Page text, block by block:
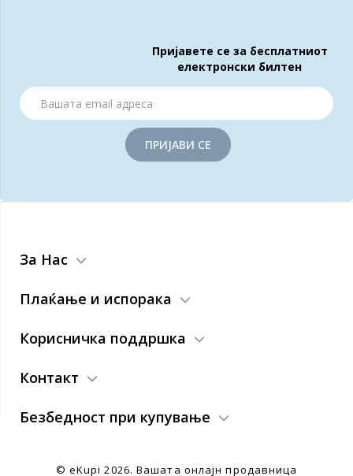
Пријавете се за бесплатниот
електронски билтен
ПРИЈАВИ СЕ
За Нас
Плаќање и испорака
Корисничка поддршка
Контакт
Безбедност при купување
© eKupi2026. Вашата онлајн продавница